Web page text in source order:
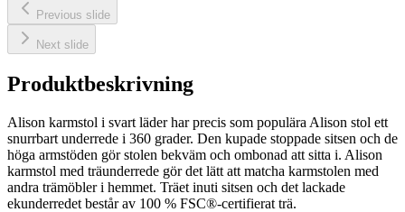
Previous slide
Next slide
Produktbeskrivning
Alison karmstol i svart läder har precis som populära Alison stol ett
snurrbart underrede i 360 grader. Den kupade stoppade sitsen och de
höga armstöden gör stolen bekväm och ombonad att sitta i. Alison
karmstol med träunderrede gör det lätt att matcha karmstolen med
andra trämöbler i hemmet. Träet inuti sitsen och det lackade
ekunderredet består av 100 % FSC®-certifierat trä.